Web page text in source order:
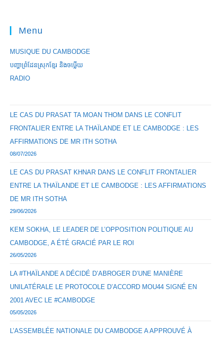
Menu
MUSIQUE DU CAMBODGE
បញ្ហាព្រំដែនស្រុកខ្មែរ និងចឞ្លើយ
RADIO
LE CAS DU PRASAT TA MOAN THOM DANS LE CONFLIT
FRONTALIER ENTRE LA THAÏLANDE ET LE CAMBODGE : LES
AFFIRMATIONS DE MR ITH SOTHA
08/07/2026
LE CAS DU PRASAT KHNAR DANS LE CONFLIT FRONTALIER
ENTRE LA THAÏLANDE ET LE CAMBODGE : LES AFFIRMATIONS
DE MR ITH SOTHA
29/06/2026
KEM SOKHA, LE LEADER DE L’OPPOSITION POLITIQUE AU
CAMBODGE, A ÉTÉ GRACIÉ PAR LE ROI
26/05/2026
LA #THAÏLANDE A DÉCIDÉ D’ABROGER D’UNE MANIÈRE
UNILATÉRALE LE PROTOCOLE D’ACCORD MOU44 SIGNÉ EN
2001 AVEC LE #CAMBODGE
05/05/2026
L’ASSEMBLÉE NATIONALE DU CAMBODGE A APPROUVÉ À